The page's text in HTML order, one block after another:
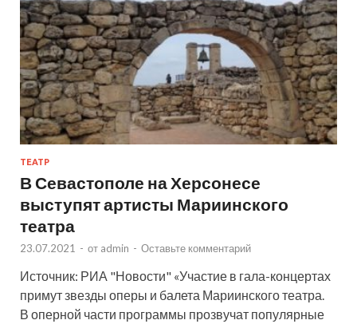
ТЕАТР
В Севастополе на Херсонесе
выступят артисты Мариинского
театра
23.07.2021 - от admin - Оставьте комментарий
Источник: РИА "Новости" «Участие в гала-концертах
примут звезды оперы и балета Мариинского театра.
В оперной части программы прозвучат популярные